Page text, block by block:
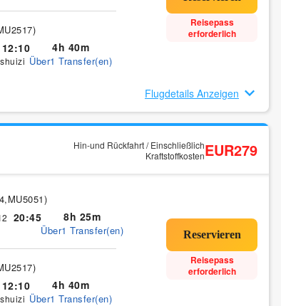
)
12:10 4h 40m
Über1 Transfer(en)
Reisepass
erforderlich
Flugdetails Anzeigen
Hin-und Rückfahrt / Einschließlich
KraftstoffkostenEUR279
)
20:45 8h 25m
Über1 Transfer(en)
)
12:10 4h 40m
Über1 Transfer(en)
Reisepass
erforderlich